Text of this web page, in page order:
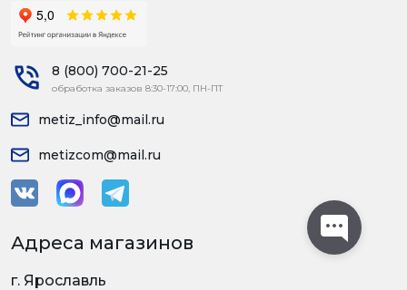
8 (800) 700-21-25
обработка заказов 8:30-17:00, ПН-ПТ
metiz_info@mail.ru
metizcom@mail.ru
Адреса магазинов
г. Ярославль